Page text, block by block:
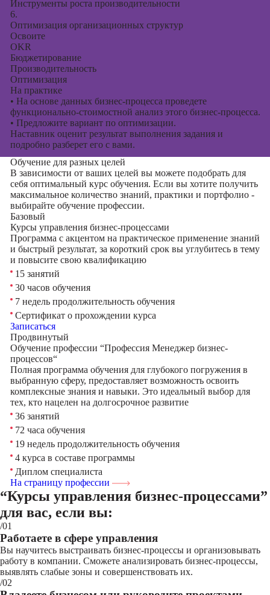
Инструменты роста производительности
6.
Оптимизация организационных структур
Освоите
OKR
Бюджетирование
Производительность
Оптимизация
На практике
• На основе данных бизнес-процесса проведете
функционально-стоимостной анализ этого бизнес-процесса.
• Предложите вариант по оптимизации.
Наставник оценит результат выполнения задания и
подробно разберет его с вами.
Обучение для разных целей
В зависимости от ваших целей вы можете подобрать для
себя оптимальный курс обучения. Если вы хотите получить
максимальное количество знаний, практики и портфолио -
выбирайте обучение профессии.
Базовый
Курсы управления бизнес-процессами
Программа с акцентом на практическое применение знаний
и быстрый результат, за короткий срок вы углубитесь в тему
и повысите свою квалификацию
15 занятий
30 часов обучения
7 недель продолжительность обучения
Сертификат о прохождении курса
Записаться
Продвинутый
Обучение профессии “Профессия Менеджер бизнес-
процессов“
Полная программа обучения для глубокого погружения в
выбранную сферу, предоставляет возможность освоить
комплексные знания и навыки. Это идеальный выбор для
тех, кто нацелен на долгосрочное развитие
36 занятий
72 часа обучения
19 недель продолжительность обучения
4 курса в составе программы
Диплом специалиста
На страницу профессии
“Курсы управления бизнес-процессами”
для вас, если вы:
/01
Работаете в сфере управления
Вы научитесь выстраивать бизнес-процессы и организовывать
работу в компании. Сможете анализировать бизнес-процессы,
выявлять слабые зоны и совершенствовать их.
/02